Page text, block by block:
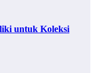
untuk Koleksi